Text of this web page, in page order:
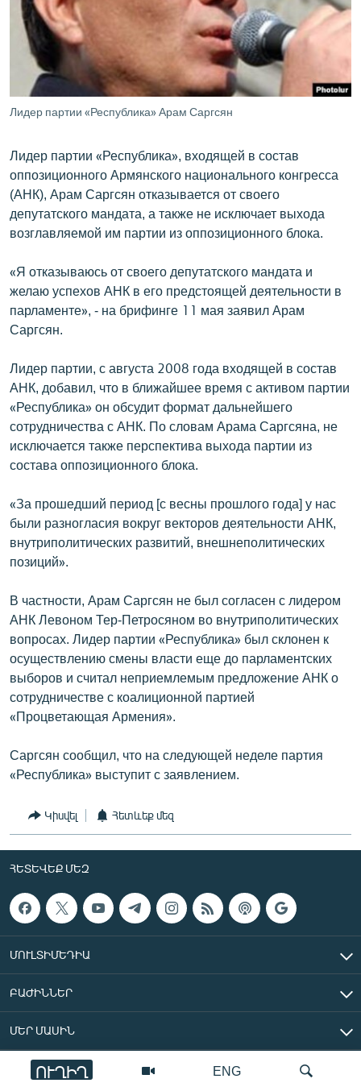
ՄԻՋԱԶԳԱՅԻՆ
ՄՇԱԿՈՒՅԹ
ՍՊՈՐՏ
ՄԵԿՆԱԲԱՆՈՒԹՅՈՒՆ
ԿՈՐՈՆԱՎԻՐՈՒՍ
ԱՐԽԻՎ
ՏԵՍԱՆՅՈՒԹԵՐ
ՁԳՏԵԼՈՎ ԼԱՎԱԳՈՒՅՆԻՆ
ՓՈԴՔԱՍԹ
English
Русский
ՀԵՏԵՎԵՔ ՄԵԶ
«Ազատության» բոլոր կայքերը
ENG
ՈՒՂԻՂ
Лидер партии «Республика» Арам Саргсян
Лидер партии «Республика», входящей в состав
оппозиционного Армянского национального конгресса
(АНК), Арам Саргсян отказывается от своего
депутатского мандата, а также не исключает выхода
возглавляемой им партии из оппозиционного блока.
«Я отказываюсь от своего депутатского мандата и
желаю успехов АНК в его предстоящей деятельности в
парламенте», - на брифинге 11 мая заявил Арам
Саргсян.
Лидер партии, с августа 2008 года входящей в состав
АНК, добавил, что в ближайшее время с активом партии
«Республика» он обсудит формат дальнейшего
сотрудничества с АНК. По словам Арама Саргсяна, не
исключается также перспектива выхода партии из
состава оппозиционного блока.
«За прошедший период [с весны прошлого года] у нас
были разногласия вокруг векторов деятельности АНК,
внутриполитических развитий, внешнеполитических
позиций».
В частности, Арам Саргсян не был согласен с лидером
АНК Левоном Тер-Петросяном во внутриполитических
вопросах. Лидер партии «Республика» был склонен к
осуществлению смены власти еще до парламентских
выборов и считал неприемлемым предложение АНК о
сотрудничестве с коалиционной партией
«Процветающая Армения».
Саргсян сообщил, что на следующей неделе партия
«Республика» выступит с заявлением.
Կիսվել Հետևեք մեզ
ՀԵՏԵՎԵՔ ՄԵԶ
ՄՈՒԼՏԻՄԵԴԻԱ
ԲԱԺԻՆՆԵՐ
ՄԵՐ ՄԱՍԻՆ
«Ազատ Եվրոպա/Ազատություն» ռադիոկայան © 2026